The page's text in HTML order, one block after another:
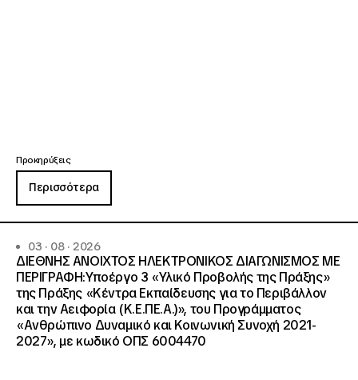
Προκηρύξεις
Περισσότερα
03 · 08 · 2026
ΔΙΕΘΝΗΣ ΑΝΟΙΧΤΟΣ ΗΛΕΚΤΡΟΝΙΚΟΣ ΔΙΑΓΩΝΙΣΜΟΣ ΜΕ
ΠΕΡΙΓΡΑΦΗ:Υποέργο 3 «Υλικό Προβολής της Πράξης»
της Πράξης «Κέντρα Εκπαίδευσης για το Περιβάλλον
και την Αειφορία (Κ.Ε.ΠΕ.Α.)», του Προγράμματος
«Ανθρώπινο Δυναμικό και Κοινωνική Συνοχή 2021-
2027», με κωδικό ΟΠΣ 6004470